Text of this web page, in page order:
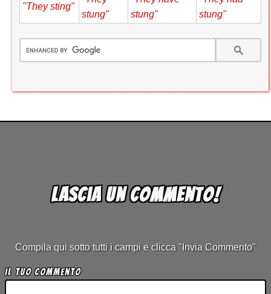
"They sting"
stung"
stung"
stung"
Lascia un commento!
Compila qui sotto tutti i campi e clicca "Invia Commento"
Il tuo Commento